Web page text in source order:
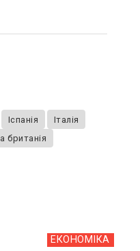
Іспанія
Італія
британія
ЕКОНОМІКА